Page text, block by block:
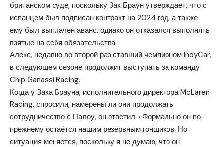
британском суде, поскольку Зак Браун утверждает, что с
испанцем был подписан контракт на 2024 год, а также
ему был выплачен аванс, однако он отказался выполнять
взятые на себя обязательства.
Алекс, недавно во второй раз ставший чемпионом IndyCar,
в следующем сезоне продолжит выступать за команду
Chip Ganassi Racing.
Когда у Зака Брауна, исполнительного директора McLaren
Racing, спросили, намерены ли они продолжать
сотрудничество с Палоу, он ответил: «Формально он по-
прежнему остаётся нашим резервным гонщиков. Но
ситуация меняется, поскольку я не думаю, что он